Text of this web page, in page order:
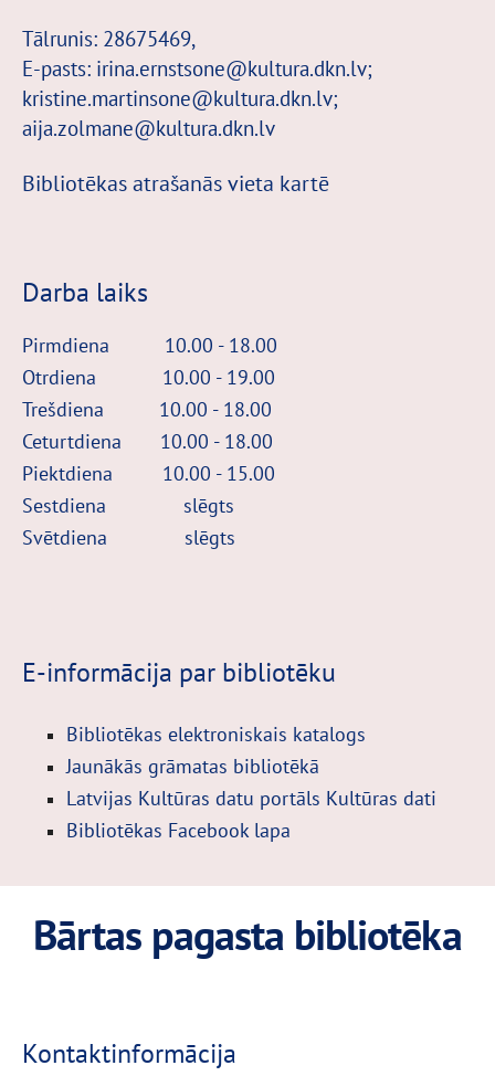
Tālrunis: 28675469,
E-pasts: irina.ernstsone@kultura.dkn.lv;
kristine.martinsone@kultura.dkn.lv;
aija.zolmane@kultura.dkn.lv
Bibliotēkas atrašanās vieta kartē
Darba laiks
Pirmdiena 10.00 - 18.00
Otrdiena 10.00 - 19.00
Trešdiena 10.00 - 18.00
Ceturtdiena 10.00 - 18.00
Piektdiena 10.00 - 15.00
Sestdiena slēgts
Svētdiena slēgts
E-informācija par bibliotēku
Bibliotēkas elektroniskais katalogs
Jaunākās grāmatas bibliotēkā
Latvijas Kultūras datu portāls Kultūras dati
Bibliotēkas Facebook lapa
Bārtas pagasta bibliotēka
Kontaktinformācija